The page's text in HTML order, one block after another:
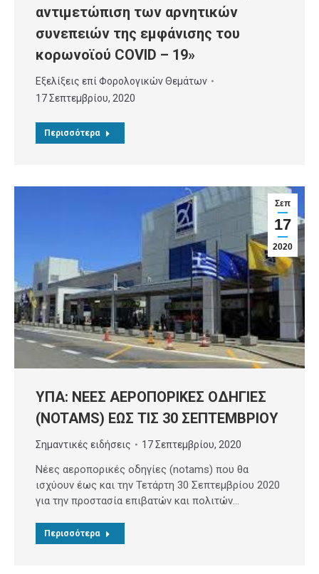
αντιμετώπιση των αρνητικών
συνεπειών της εμφάνισης του
κορωνοϊού COVID – 19»
Εξελίξεις επί Φορολογικών Θεμάτων
17 Σεπτεμβρίου, 2020
Περισσότερα
Σεπ
17
2020
ΥΠΑ: ΝΕΕΣ ΑΕΡΟΠΟΡΙΚΕΣ ΟΔΗΓΙΕΣ
(NOTAMS) ΕΩΣ ΤΙΣ 30 ΣΕΠΤΕΜΒΡΙΟΥ
Σημαντικές ειδήσεις 17 Σεπτεμβρίου, 2020
Νέες αεροπορικές οδηγίες (notams) που θα
ισχύoυν έως και την Τετάρτη 30 Σεπτεμβρίου 2020
για την προστασία επιβατών και πολιτών…
Περισσότερα